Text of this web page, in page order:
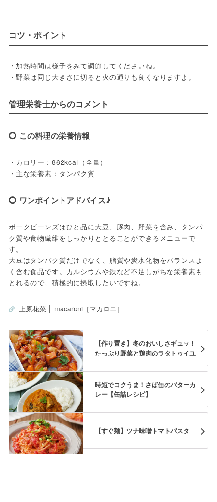
コツ・ポイント
・加熱時間は様子をみて調節してくださいね。
・野菜は同じ大きさに切ると火の通りも良くなりますよ。
管理栄養士からのコメント
この料理の栄養情報
・カロリー：862kcal（全量）
・主な栄養素：タンパク質
ワンポイントアドバイス♪
ポークビーンズはひと品に大豆、豚肉、野菜を含み、タンパ
ク質や食物繊維をしっかりととることができるメニューで
す。
大豆はタンパク質だけでなく、脂質や炭水化物をバランスよ
く含む食品です。カルシウムや鉄など不足しがちな栄養素も
上原花菜 │ macaroni［マカロニ］
【作り置き】冬のおいしさギュッ！
たっぷり野菜と鶏肉のラタトゥイユ
時短でコクうま！さば缶のバターカ
レー【缶詰レシピ】
【すぐ麺】ツナ味噌トマトパスタ